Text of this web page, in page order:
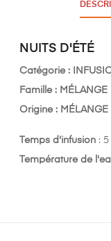
NUITS D'ÉTÉ
Catégorie :
Famille : MÉLANGE
Origine :
Temps d'infusion :
Température de